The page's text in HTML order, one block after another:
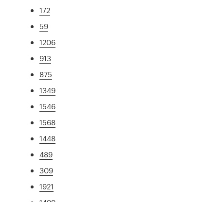
172
59
1206
913
875
1349
1546
1568
1448
489
309
1921